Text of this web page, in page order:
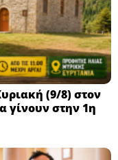
(9/8) στον
γίνουν στην 1η